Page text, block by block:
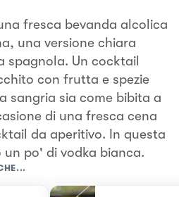
fresca bevanda alcolica
una versione chiara
spagnola. Un cocktail
con frutta e spezie
sangria sia come bibita a
di una fresca cena
da aperitivo. In questa
po' di vodka bianca.